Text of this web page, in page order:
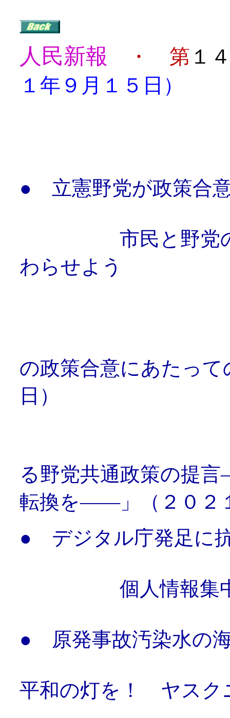
人民新報 ・ 第 １
１年９月１５日）
● 立憲野党が政策合
市民と野党の強
わらせよう
の政策合意にあたっ
日）
る野党共通政策の提
転換を――」（２
● デジタル庁発足に
個人情報集中国
● 原発事故汚染水の
平和の灯を！ ヤス